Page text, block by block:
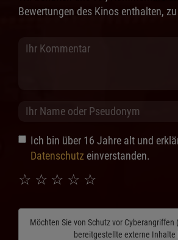
Bewertungen des Kinos enthalten,
Ich bin über 16 Jahre alt und
Datenschutz einverstanden.
☆
☆
☆
☆
☆
Möchten Sie von Schutz vor Cyberangriffen
bereitgestellte externe Inhalte